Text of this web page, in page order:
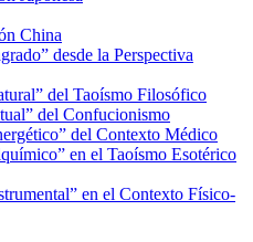
China
desde la Perspectiva
del Taoísmo Filosófico
del Confucionismo
del Contexto Médico
en el Taoísmo Esotérico
en el Contexto Físico-